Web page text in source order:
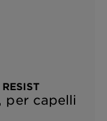
per capelli